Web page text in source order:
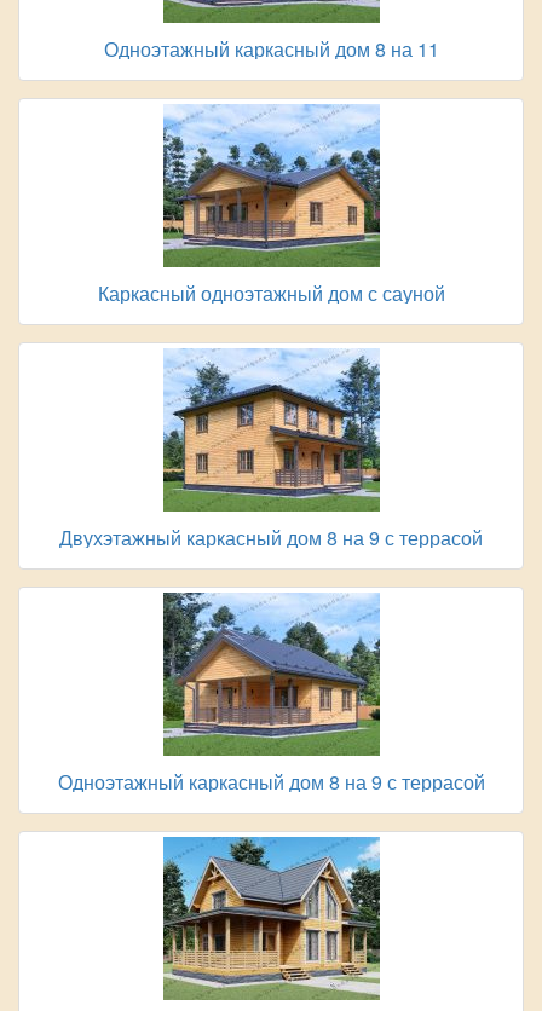
Одноэтажный каркасный дом 8 на 11
Каркасный одноэтажный дом с сауной
Двухэтажный каркасный дом 8 на 9 с террасой
Одноэтажный каркасный дом 8 на 9 с террасой